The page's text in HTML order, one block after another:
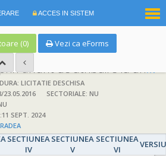
ACCES IN SISTEM
(0)
Vezi ca eForms
Achizitie atribuita prin anunt de atribuire la anunt de participare
LICITATIE DESCHISA
23.05.2016
SECTORIALE: NU
SEPT. 2024
SECTIUNEA
IV
SECTIUNEA
V
SECTIUNEA
VI